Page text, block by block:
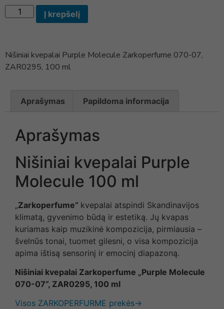
Į krepšelį
Nišiniai kvepalai Purple Molecule Zarkoperfume 070-07,
ZAR0295, 100 ml
Aprašymas Papildoma informacija
Aprašymas
Nišiniai kvepalai Purple
Molecule 100 ml
„Zarkoperfume“ kvepalai atspindi Skandinavijos
klimatą, gyvenimo būdą ir estetiką. Jų kvapas
kuriamas kaip muzikinė kompozicija, pirmiausia –
švelnūs tonai, tuomet gilesni, o visa kompozicija
apima ištisą sensorinį ir emocinį diapazoną.
Nišiniai kvepalai Zarkoperfume „Purple Molecule
070-07“, ZAR0295, 100 ml
Visos ZARKOPERFURME prekės→